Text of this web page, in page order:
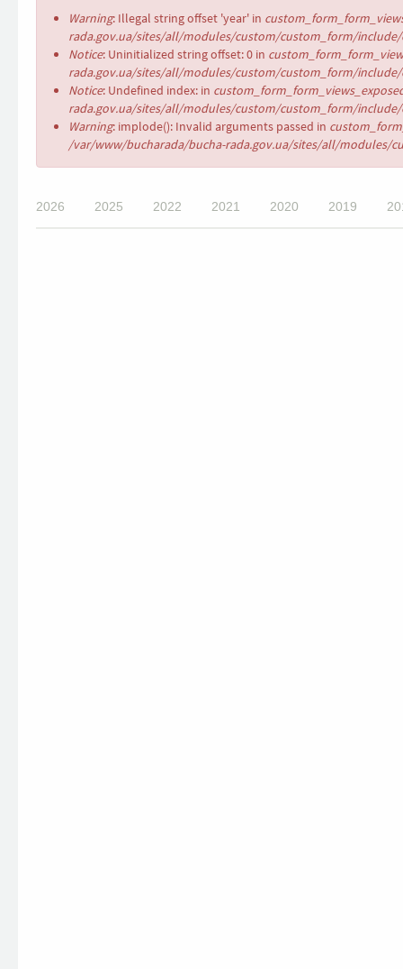
Повідомлення
про
помилку
Warning: Illegal string offset 'year' in
rada.gov.ua/sites/all/modules/custom/custom_form/
Notice: Uninitialized string offset: 0 in
rada.gov.ua/sites/all/modules/custom/custom_form/
Notice: Undefined index: in
rada.gov.ua/sites/all/modules/custom/custom_form/
Warning: implode(): Invalid arguments passed in
/var/www/bucharada/bucha-rada.gov.ua/sites/all/modules/
2026 2025 2022 2021 2020 2019